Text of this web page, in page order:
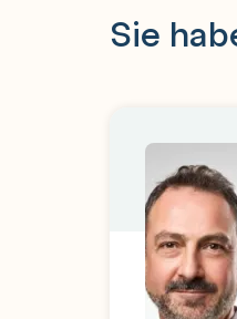
Systeme
Mit Paket-
Den
Grundlegende
IPv4- und
Sie